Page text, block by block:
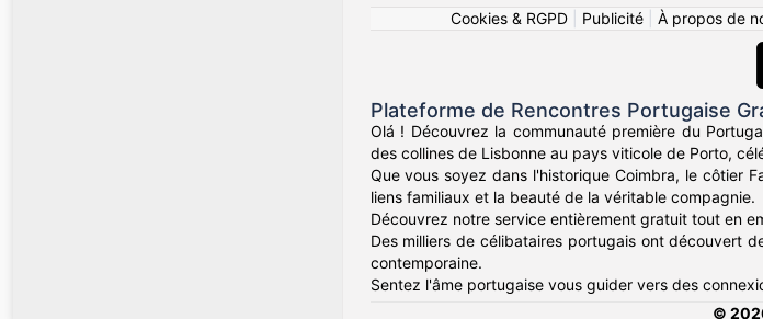
Cookies & RGPD| Publicité| À propos de
Plateforme de Rencontres Portugaise
Olá ! Découvrez la communauté première du
des collines de Lisbonne au pays viticole de Porto,
Que vous soyez dans l'historique Coimbra, le côtier
liens familiaux et la beauté de la véritable compagnie.
Découvrez notre service entièrement gratuit tout en
Des milliers de célibataires portugais ont découvert
contemporaine.
Sentez l'âme portugaise vous guider vers des
©